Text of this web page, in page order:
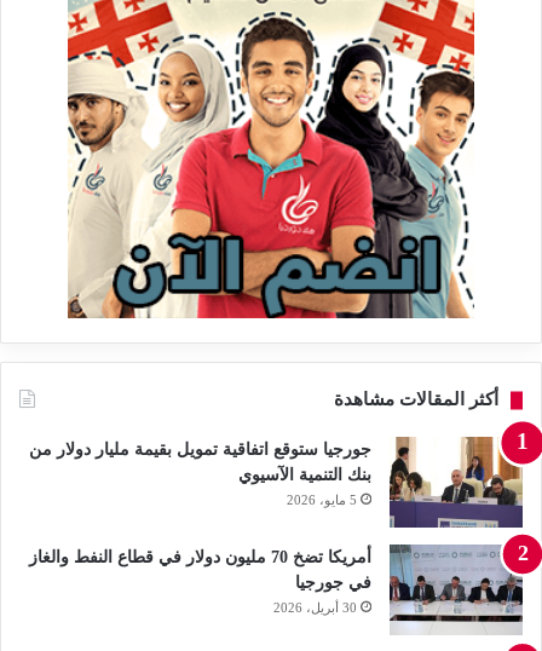
أكثر المقالات مشاهدة
جورجيا ستوقع اتفاقية تمويل بقيمة مليار دولار من
بنك التنمية الآسيوي
5 مايو، 2026
أمريكا تضخ 70 مليون دولار في قطاع النفط والغاز
في جورجيا
30 أبريل، 2026